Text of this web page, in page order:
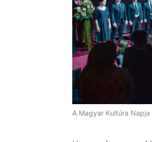
A Magyar Kultúra Napja